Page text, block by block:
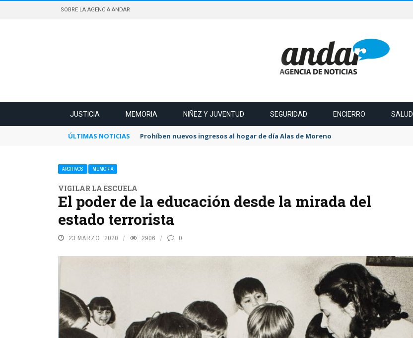
SOBRE LA AGENCIA ANDAR
JUSTICIA MEMORIA NIÑEZ Y JUVENTUD SEGURIDAD ENCIERRO
ÚLTIMAS NOTICIAS Prohíben nuevos ingresos al hogar de día Alas de Moreno
ARCHIVOS MEMORIA
VIGILAR LA ESCUELA
El poder de la educación desde la mirada del
estado terrorista
23 MARZO, 2020 2906 0